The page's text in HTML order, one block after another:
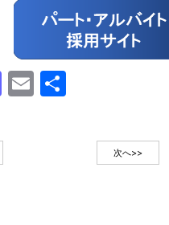
Mastodon
Email
次へ>>